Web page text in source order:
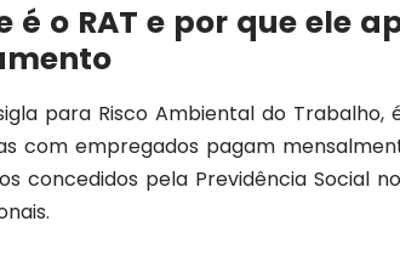
é o RAT e por que ele
para Risco Ambiental do
com empregados pagam
concedidos pela Previdência Social